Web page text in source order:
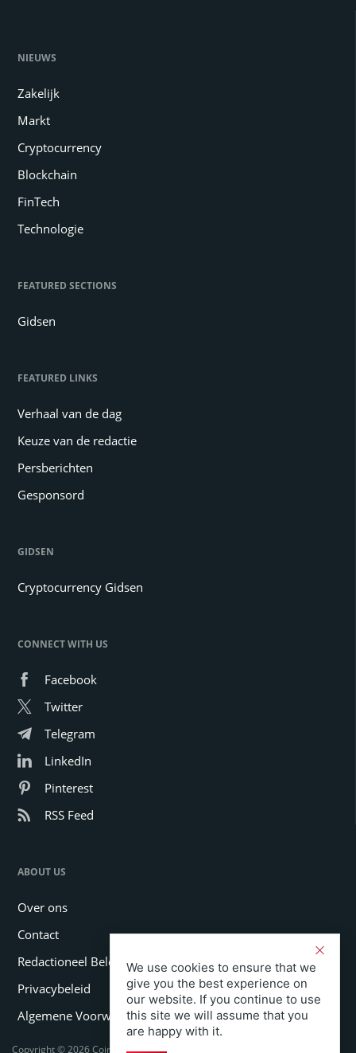
NIEUWS
Zakelijk
Markt
Cryptocurrency
Blockchain
FinTech
Technologie
FEATURED SECTIONS
Gidsen
FEATURED LINKS
Verhaal van de dag
Keuze van de redactie
Persberichten
Gesponsord
GIDSEN
Cryptocurrency Gidsen
CONNECT WITH US
Facebook
Twitter
Telegram
LinkedIn
Pinterest
RSS Feed
ABOUT US
Over ons
Contact
Redactioneel Beleid
Privacybeleid
Algemene Voorwaarden
Copyright © 2026 Coinspeaker LTD. All rights reserved.
We use cookies to ensure that we
give you the best experience on
our website. If you continue to use
this site we will assume that you
are happy with it.